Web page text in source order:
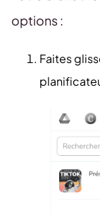
options :
Faites